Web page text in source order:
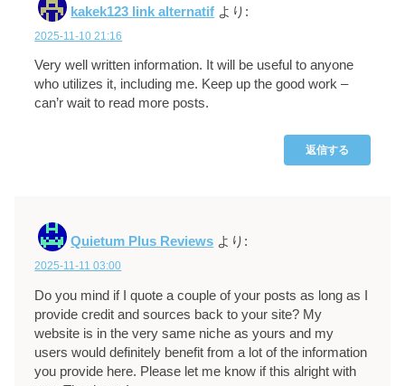
kakek123 link alternatif より:
2025-11-10 21:16
Very well written information. It will be useful to anyone
who utilizes it, including me. Keep up the good work –
can’r wait to read more posts.
返信する
Quietum Plus Reviews より:
2025-11-11 03:00
Do you mind if I quote a couple of your posts as long as I
provide credit and sources back to your site? My
website is in the very same niche as yours and my
users would definitely benefit from a lot of the information
you provide here. Please let me know if this alright with